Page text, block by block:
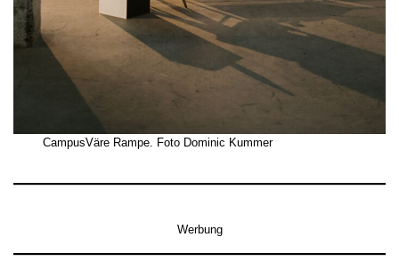
CampusVäre Rampe. Foto Dominic Kummer
Werbung